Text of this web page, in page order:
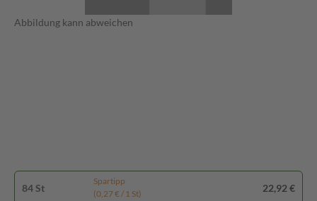
Abbildung kann abweichen
84 St
Spartipp
(0,27 € / 1 St)
22,92 €